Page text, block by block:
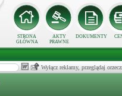
STRONA
GŁÓWNA
AKTY
PRAWNE
DOKUMENTY
Wyłącz reklamy, przeglądaj